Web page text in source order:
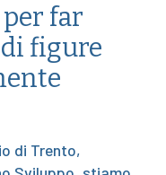
far
figure
di Trento,